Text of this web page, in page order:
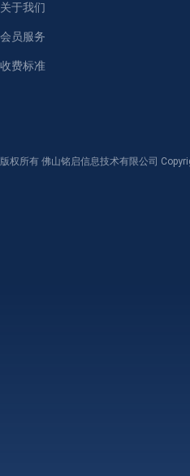
关于我们
会员服务
收费标准
版权所有 佛山铭启信息技术有限公司